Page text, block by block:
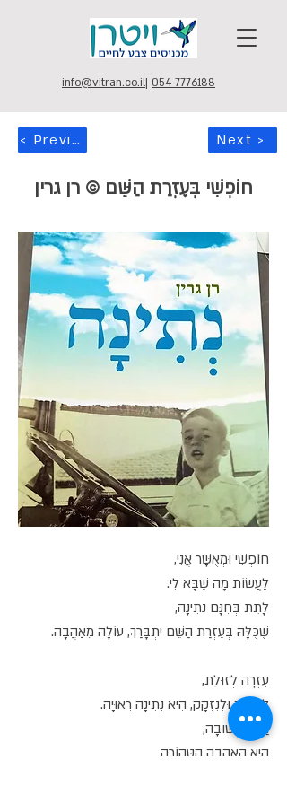
info@vitran.co.il| 054-7776188
< Previous Next >
חוֹפְשִׁי בְּעֶזְרַת הַשֵּׁם © רן גרין
חוֹפְשִׁי וּמְאֻשָּׁר אֲנִי,
לַעֲשׂוֹת מָה שֶׁבָּא לִי.
לָתֵת בְּחִנָּם נְתִינָה,
שֶׁכֻּלָּהּ בְּעֶזְרַת הַשֵּׁם יִתְבָּרַךְ, עוֹלָה מֵאַהֲבָה.
עֶזְרָה לְזוּלַת,
לַחוֹלֶה וּלְנִזְקָק, הִיא נְתִינָה רְאוּיָה.
וַהֲכִי חֲשׁוּבָה,
הִיא הָאַהֲבָה הַטְּהוֹרָה.